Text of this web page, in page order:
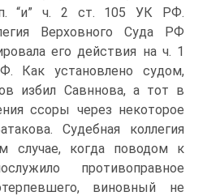
“и” ч. 2 ст. 105 УК РФ.
Верховного Суда РФ
его действия на ч. 1
Как установлено судом,
избил Савннова, а тот в
ссоры через некоторое
Судебная коллегия
случае, когда поводом к
противоправное
виновный не